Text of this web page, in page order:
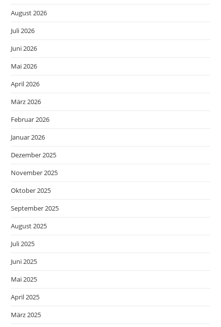
August 2026
Juli 2026
Juni 2026
Mai 2026
April 2026
März 2026
Februar 2026
Januar 2026
Dezember 2025
November 2025
Oktober 2025
September 2025
August 2025
Juli 2025
Juni 2025
Mai 2025
April 2025
März 2025